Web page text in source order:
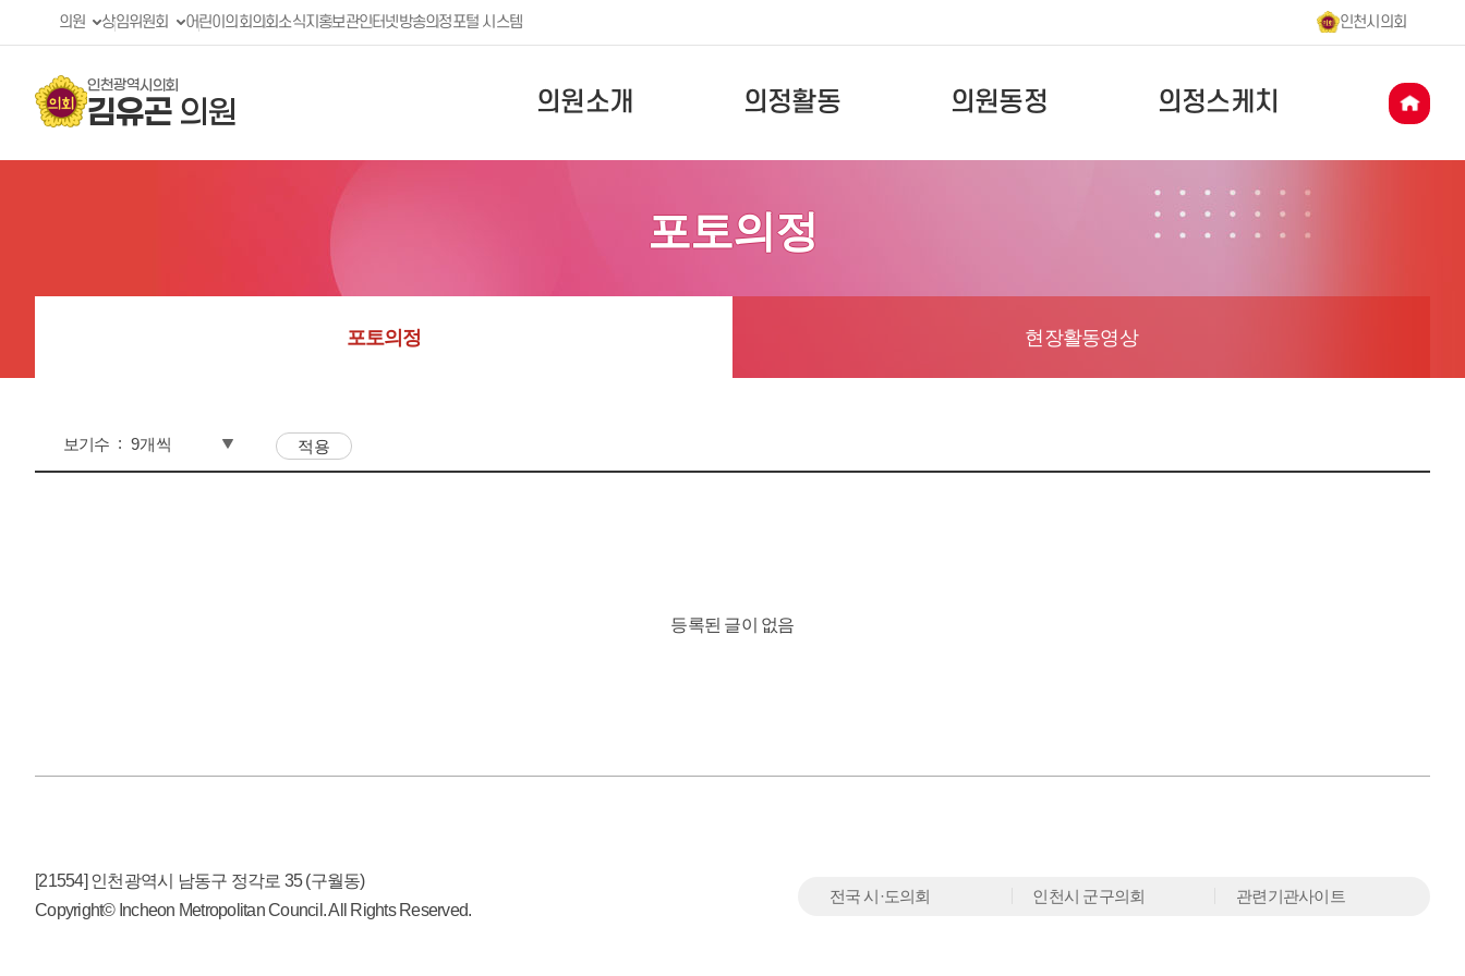
의원 상임위원회 어린이의회의회소식지 홍보관인터넷방송의정포털 시스템 인천시의회
인천광역시의회
김유곤 의원 의원소개 의정활동 의원동정 의정스케치
포토의정
포토의정 현장활동영상
보기수
등록된 글이 없음
[21554] 인천광역시 남동구 정각로 35 (구월동)
Copyright© Incheon Metropolitan Council. All Rights Reserved.
전국 시·도의회 인천시 군구의회 관련기관사이트